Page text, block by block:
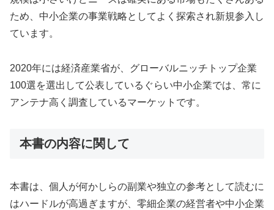
ため、中小企業の事業戦略としてよく探索され新規参入し
ています。
2020年には経済産業省が、グローバルニッチトップ企業
100選を選出して公表しているぐらい中小企業では、常に
アンテナ高く調査しているマーケットです。
本書の内容に関して
本書は、個人が何かしらの副業や独立の参考として読むに
はハードルが高過ぎますが、零細企業の経営者や中小企業